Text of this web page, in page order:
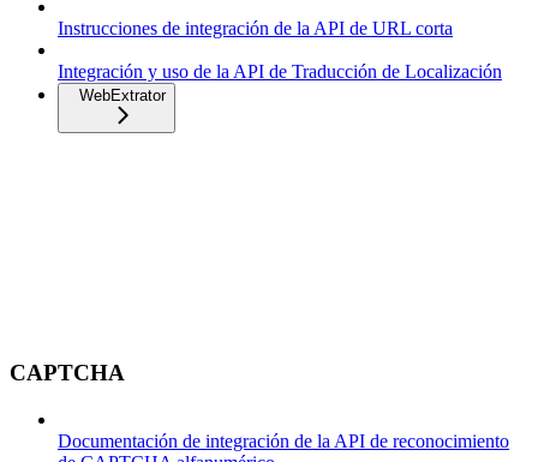
Instrucciones de integración de la API de URL corta
Integración y uso de la API de Traducción de Localización
WebExtrator
CAPTCHA
Documentación de integración de la API de reconocimiento